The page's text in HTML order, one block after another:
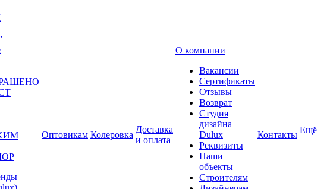
Оптовикам Колеровка
Доставка
и оплата
О компании
Вакансии
Сертификаты
Отзывы
Возврат
Студия
дизайна
Dulux
Реквизиты
Наши
объекты
Строителям
Контакты Ещё